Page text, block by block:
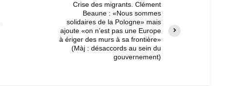
Crise des migrants. Clément
Beaune : «Nous sommes
solidaires de la Pologne» mais
ajoute «on n’est pas une Europe
à ériger des murs à sa frontière»
(Màj : désaccords au sein du
gouvernement)